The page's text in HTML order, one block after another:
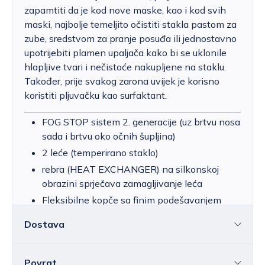
zapamtiti da je kod nove maske, kao i kod svih
maski, najbolje temeljito očistiti stakla pastom za
zube, sredstvom za pranje posuđa ili jednostavno
upotrijebiti plamen upaljača kako bi se uklonile
hlapljive tvari i nečistoće nakupljene na staklu.
Također, prije svakog zarona uvijek je korisno
koristiti pljuvačku kao surfaktant.
FOG STOP sistem 2. generacije (uz brtvu nosa
sada i brtvu oko očnih šupljina)
2 leće (temperirano staklo)
rebra (HEAT EXCHANGER) na silkonskoj
obrazini sprječava zamagljivanje leća
Fleksibilne kopče sa finim podešavanjem
Deluxe remen sa dvostrukom injekcijom
Maska se isporučuje u praktičnoj zaštitnoj
Dostava
Povrat